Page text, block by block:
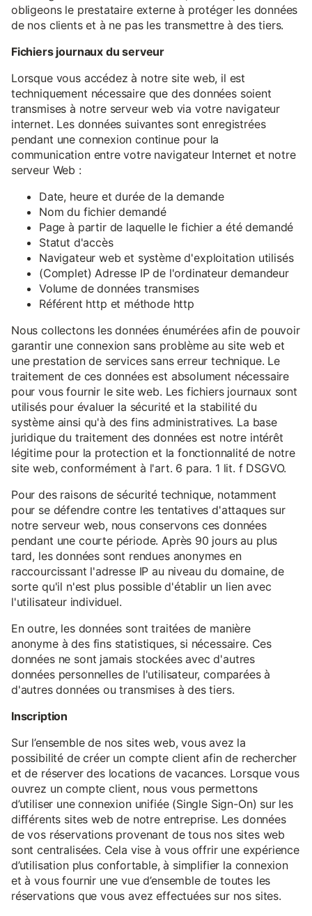
obligeons le prestataire externe à protéger les données
de nos clients et à ne pas les transmettre à des tiers.
Fichiers journaux du serveur
Lorsque vous accédez à notre site web, il est
techniquement nécessaire que des données soient
transmises à notre serveur web via votre navigateur
internet. Les données suivantes sont enregistrées
pendant une connexion continue pour la
communication entre votre navigateur Internet et notre
serveur Web :
Date, heure et durée de la demande
Nom du fichier demandé
Page à partir de laquelle le fichier a été demandé
Statut d'accès
Navigateur web et système d'exploitation utilisés
(Complet) Adresse IP de l'ordinateur demandeur
Volume de données transmises
Référent http et méthode http
Nous collectons les données énumérées afin de pouvoir
garantir une connexion sans problème au site web et
une prestation de services sans erreur technique. Le
traitement de ces données est absolument nécessaire
pour vous fournir le site web. Les fichiers journaux sont
utilisés pour évaluer la sécurité et la stabilité du
système ainsi qu'à des fins administratives. La base
juridique du traitement des données est notre intérêt
légitime pour la protection et la fonctionnalité de notre
site web, conformément à l'art. 6 para. 1 lit. f DSGVO.
Pour des raisons de sécurité technique, notamment
pour se défendre contre les tentatives d'attaques sur
notre serveur web, nous conservons ces données
pendant une courte période. Après 90 jours au plus
tard, les données sont rendues anonymes en
raccourcissant l'adresse IP au niveau du domaine, de
sorte qu'il n'est plus possible d'établir un lien avec
l'utilisateur individuel.
En outre, les données sont traitées de manière
anonyme à des fins statistiques, si nécessaire. Ces
données ne sont jamais stockées avec d'autres
données personnelles de l'utilisateur, comparées à
d'autres données ou transmises à des tiers.
Inscription
Sur l’ensemble de nos sites web, vous avez la
possibilité de créer un compte client afin de rechercher
et de réserver des locations de vacances. Lorsque vous
ouvrez un compte client, nous vous permettons
d’utiliser une connexion unifiée (Single Sign-On) sur les
différents sites web de notre entreprise. Les données
de vos réservations provenant de tous nos sites web
sont centralisées. Cela vise à vous offrir une expérience
d’utilisation plus confortable, à simplifier la connexion
et à vous fournir une vue d’ensemble de toutes les
réservations que vous avez effectuées sur nos sites.